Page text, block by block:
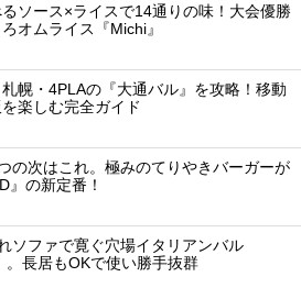
ソース×ライスで14通りの味！大会優勝
オムライス『Michi』
札幌・4PLAの『大通バル』を攻略！移動
楽しむ完全ガイド
の次はこれ。極みのてりやきバーガーが
』の新定番！
ソファで寛ぐ穴場イタリアンバル
。長居もOKで使い勝手抜群